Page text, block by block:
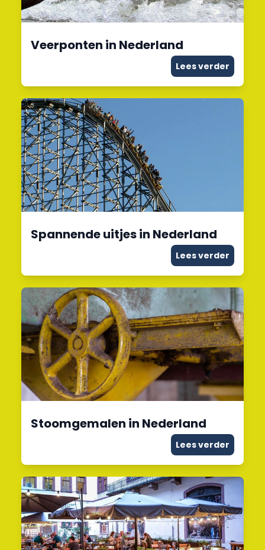
Veerponten in Nederland
Lees verder
Spannende uitjes in Nederland
Lees verder
Stoomgemalen in Nederland
Lees verder